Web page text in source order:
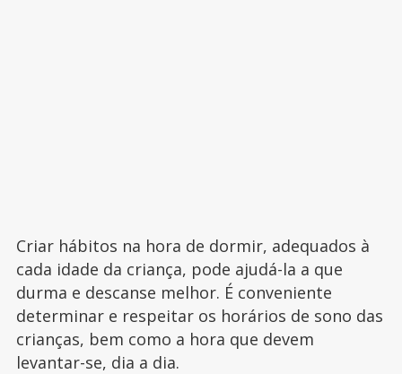
Criar hábitos na hora de dormir, adequados à
cada idade da criança, pode ajudá-la a que
durma e descanse melhor. É conveniente
determinar e respeitar os horários de sono das
crianças, bem como a hora que devem
levantar-se, dia a dia.